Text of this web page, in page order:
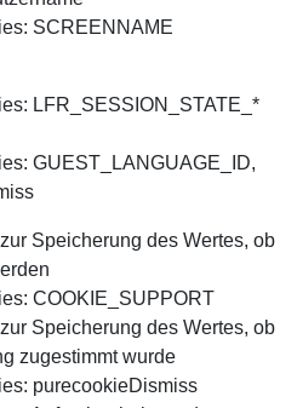
SCREENNAME
LFR_SESSION_STATE_*
GUEST_LANGUAGE_ID,
Speicherung des Wertes, ob
COOKIE_SUPPORT
Speicherung des Wertes, ob
zugestimmt wurde
purecookieDismiss